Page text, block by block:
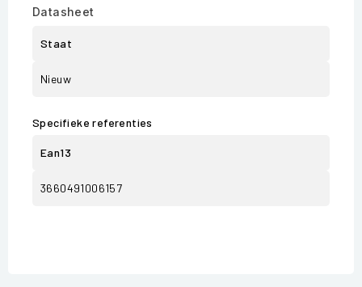
Datasheet
Staat
Nieuw
Specifieke referenties
Ean13
3660491006157